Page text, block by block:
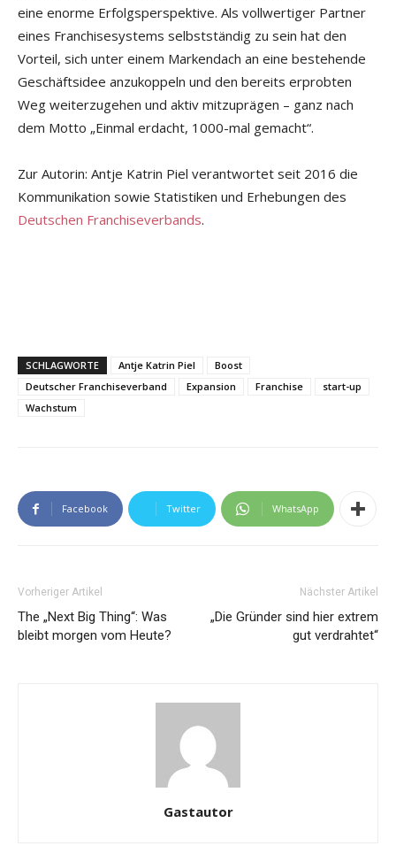
eine enorme Erfolgsperspektive. Als vollwertiger Partner
eines Franchisesystems selbstständig zu sein hat den
Vorteil, sich ­unter einem Markendach an eine bestehende
Geschäftsidee anzu­koppeln und den bereits erprobten
Weg weiterzugehen und aktiv mitzuprägen – ganz nach
dem Motto „Einmal erdacht, 1000-mal gemacht“.
Zur Autorin: Antje Katrin Piel verantwortet seit 2016 die
Kommunikation sowie Statistiken und Erhebungen des
Deutschen Franchiseverbands.
SCHLAGWORTE Antje Katrin Piel
Boost
Deutscher Franchiseverband
Expansion Franchise
start-up
Wachstum
Facebook Twitter WhatsApp
Vorheriger Artikel
The „Next Big Thing“: Was
bleibt morgen vom Heute?
Nächster Artikel
„Die Gründer sind hier extrem
gut verdrahtet“
Gastautor